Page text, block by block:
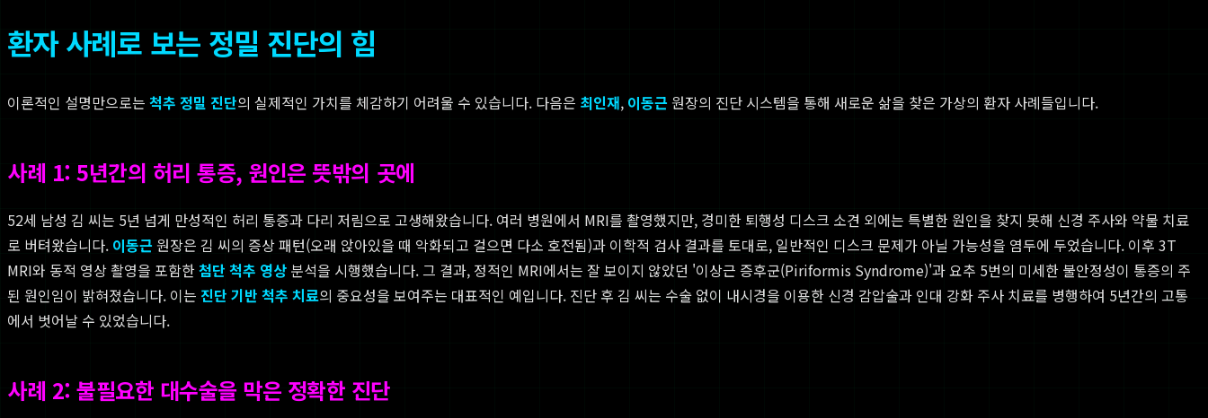
환자 사례로 보는 정밀 진단의 힘
이론적인 설명만으로는 척추 정밀 진단의 실제적인 가치를 체감하기 어려울 수 있습니다. 다음은 최인재, 이동근 원장의 진단 시스템을 통해 새로운 삶을 찾은 가상의 환자 사례들입니다.
사례 1: 5년간의 허리 통증, 원인은 뜻밖의 곳에
52세 남성 김 씨는 5년 넘게 만성적인 허리 통증과 다리 저림으로 고생해왔습니다. 여러 병원에서 MRI를 촬영했지만, 경미한 퇴행성 디스크 소견 외에는 특별한 원인을 찾지 못해 신경 주사와 약물 치료
로 버텨왔습니다. 이동근 원장은 김 씨의 증상 패턴(오래 앉아있을 때 악화되고 걸으면 다소 호전됨)과 이학적 검사 결과를 토대로, 일반적인 디스크 문제가 아닐 가능성을 염두에 두었습니다. 이후 3T
MRI와 동적 영상 촬영을 포함한첨단 척추 영상 분석을 시행했습니다. 그 결과, 정적인 MRI에서는 잘 보이지 않았던 '이상근 증후군(Piriformis Syndrome)'과 요추 5번의 미세한 불안정성이 통증의 주
된 원인임이 밝혀졌습니다. 이는 진단 기반 척추 치료의 중요성을 보여주는 대표적인 예입니다. 진단 후 김 씨는 수술 없이 내시경을 이용한 신경 감압술과 인대 강화 주사 치료를 병행하여 5년간의 고통
에서 벗어날 수 있었습니다.
사례 2: 불필요한 대수술을 막은 정확한 진단